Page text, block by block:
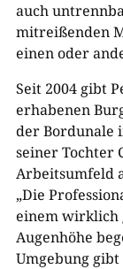
auch
mitreißenden
einen oder
Seit 2004 gibt
erhabenen
der Bordunale
seiner Tochter
Arbeitsumfeld
„Die
einem wirklich
Augenhöhe
Umgebung gibt